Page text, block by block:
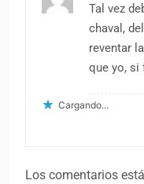
Tal vez
chaval,
reventar
que yo, si
Cargando...
Los comentarios